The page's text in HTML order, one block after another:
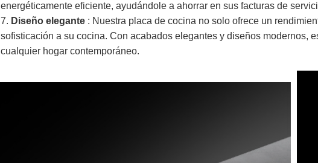
energéticamente eficiente, ayudándole a ahorrar en sus facturas de
7. Diseño elegante : Nuestra placa de cocina no solo ofrece un
sofisticación a su cocina. Con acabados elegantes y diseños modernos,
cualquier hogar contemporáneo.